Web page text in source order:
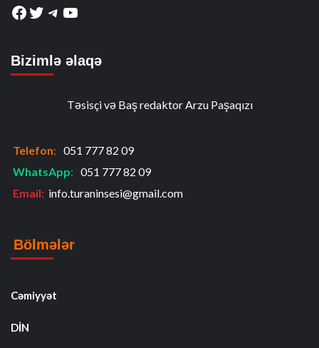
Facebook
Twitter
Telegram
YouTube
Bizimlə əlaqə
Təsisçi və Baş redaktor Arzu Paşaqızı
Telefon: 051 777 82 09
WhatsApp: 051 777 82 09
Email: info.turaninsesi@gmail.com
Bölmələr
Cəmiyyət
DİN